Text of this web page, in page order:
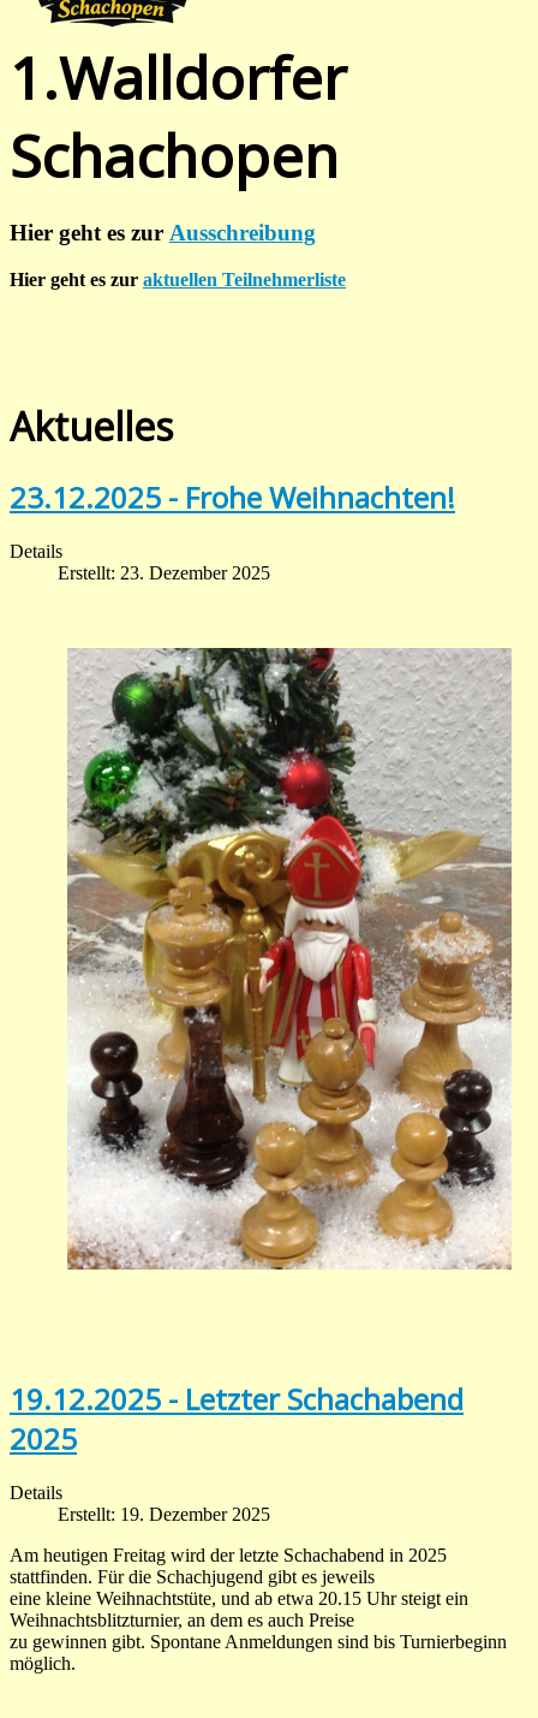
1.Walldorfer
Schachopen
Hier geht es zur Ausschreibung
Hier geht es zur aktuellen Teilnehmerliste
Aktuelles
23.12.2025 - Frohe Weihnachten!
Details
Erstellt: 23. Dezember 2025
19.12.2025 - Letzter Schachabend
2025
Details
Erstellt: 19. Dezember 2025
Am heutigen Freitag wird der letzte Schachabend in 2025
stattfinden. Für die Schachjugend gibt es jeweils
eine kleine Weihnachtstüte, und ab etwa 20.15 Uhr steigt ein
Weihnachtsblitzturnier, an dem es auch Preise
zu gewinnen gibt. Spontane Anmeldungen sind bis Turnierbeginn
möglich.